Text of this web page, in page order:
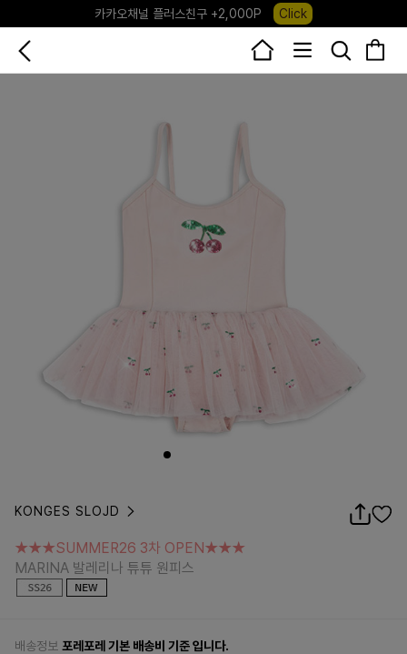
카카오채널 플러스친구 +2,000P
Click
포레포레 앱 다운로드 +3,000P
Down
KONGES SLOJD
MARINA 발레리나 튜튜 원피스
★★★SUMMER26 3차 OPEN★★★
MARINA 발레리나 튜튜 원피스
배송정보 포레포레 기본 배송비 기준 입니다.